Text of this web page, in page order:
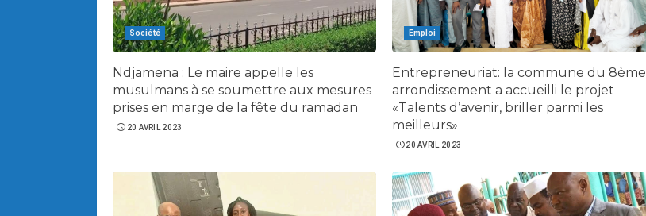
Société
Ndjamena : Le maire appelle les
musulmans à se soumettre aux mesures
prises en marge de la fête du ramadan
20 AVRIL 2023
Emploi
Entrepreneuriat: la commune du 8ème
arrondissement a accueilli le projet
«Talents d’avenir, briller parmi les
meilleurs»
20 AVRIL 2023